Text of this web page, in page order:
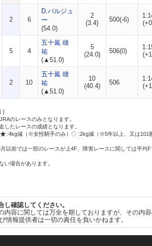
2 6
D.バルジュ
ー
(54.0)
2
(3.4)
500(-6)
5 4
五十嵐 雄
祐
(▲51.0)
5
(24.0)
506(0)
2 10
五十嵐 雄
祐
(▲51.0)
10
(40.4)
506
]
のレースのみとなります。
たレースの成績となります。
:4kg減（※女性騎手のみ）
:2kg減（※5年以上、又は101
以前では一部のレースが上4F、障害レースに関しては平均
場合があります。
し確認してください。
容に関しては万全を期しておりますが、その内
報提供者は一切の責任を負いかねます。